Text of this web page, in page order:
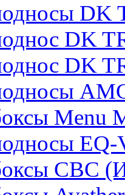
DK
DK
DK
Menu
EQ-
CBC